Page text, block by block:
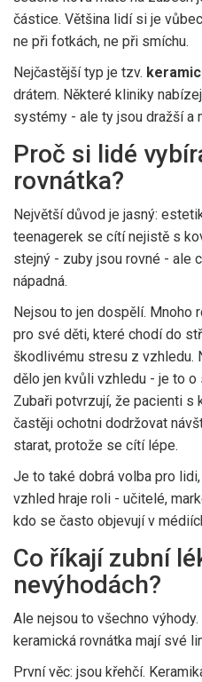
částice. Většina lidí si je
ne při fotkách, ne při smíchu.
Nejčastější typ je tzv.
drátem. Některé kliniky
systémy - ale ty jsou dražší a
Proč si lidé
rovnátka?
Největší důvod je jasný:
teenagerek se cítí nejistě s
stejný - zuby jsou rovné - ale
nápadná.
Nejsou to jen dospělí. Mnoho
pro své děti, které chodí do
škodlivému stresu z vzhledu.
dělo jen kvůli vzhledu - je to
Zubaři potvrzují, že pacienti s
častěji ochotni dodržovat
starat, protože se cítí lépe.
Je to také dobrá volba pro
vzhled hraje roli - učitelé,
kdo se často objevují v
Co říkají zubní
nevýhodách?
Ale nejsou to všechno
keramická rovnátka mají své
První věc: jsou křehčí.